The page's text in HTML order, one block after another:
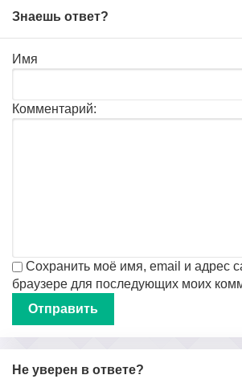
Знаешь ответ?
Имя
Комментарий:
Сохранить моё имя, email и адрес
браузере для последующих моих
Не уверен в ответе?